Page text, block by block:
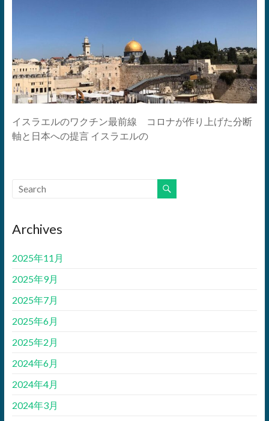
イスラエルのワクチン最前線 コロナが作り上げた分断
軸と日本への提言 イスラエルの
Archives
2025年11月
2025年9月
2025年7月
2025年6月
2025年2月
2024年6月
2024年4月
2024年3月